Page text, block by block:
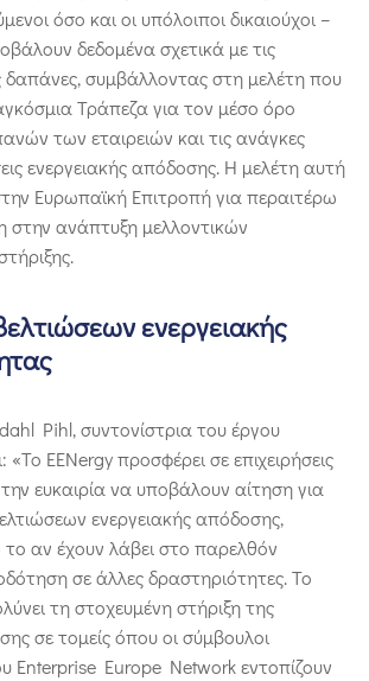
όσο και οι υπόλοιποι δικαιούχοι –
δεδομένα σχετικά με τις
δαπάνες, συμβάλλοντας στη μελέτη που
Τράπεζα για τον μέσο όρο
των εταιρειών και τις ανάγκες
ενεργειακής απόδοσης. Η μελέτη αυτή
Ευρωπαϊκή Επιτροπή για περαιτέρω
στην ανάπτυξη μελλοντικών
ενεργειακής
Pihl, συντονίστρια του έργου
«Το EENergy προσφέρει σε επιχειρήσεις
ευκαιρία να υποβάλουν αίτηση για
ενεργειακής απόδοσης,
αν έχουν λάβει στο παρελθόν
σε άλλες δραστηριότητες. Το
τη στοχευμένη στήριξη της
σε τομείς όπου οι σύμβουλοι
Enterprise Europe Network εντοπίζουν